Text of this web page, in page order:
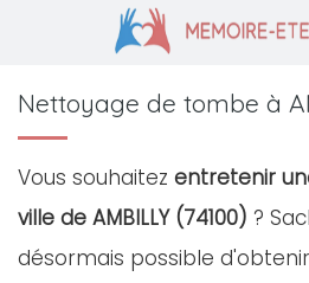
Nettoyage de tombe à
Vous souhaitez entretenir
ville de AMBILLY (74100) ?
désormais possible